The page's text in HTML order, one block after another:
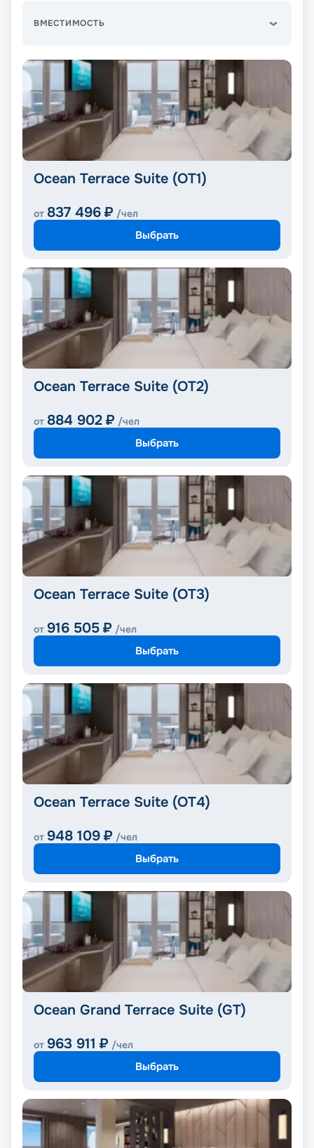
ВМЕСТИМОСТЬ
Ocean Terrace Suite (OT1)
от 837 496 ₽ /чел
Выбрать
Ocean Terrace Suite (OT2)
от 884 902 ₽ /чел
Выбрать
Ocean Terrace Suite (OT3)
от 916 505 ₽ /чел
Выбрать
Ocean Terrace Suite (OT4)
от 948 109 ₽ /чел
Выбрать
Ocean Grand Terrace Suite (GT)
от 963 911 ₽ /чел
Выбрать